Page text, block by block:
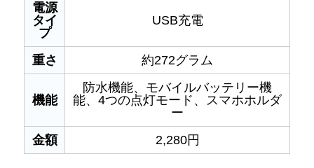
電源
タイ
プ
USB充電
重さ 約272グラム
機能
防水機能、モバイルバッテリー機
能、4つの点灯モード、スマホホルダ
ー
金額
2,280円